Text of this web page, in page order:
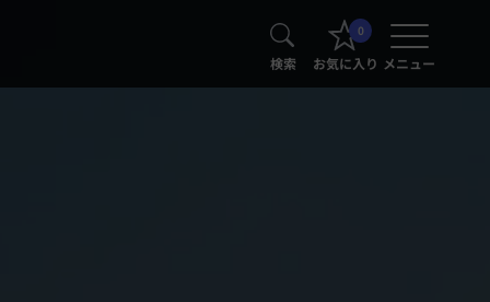
検索
0
お気に入り メニュー